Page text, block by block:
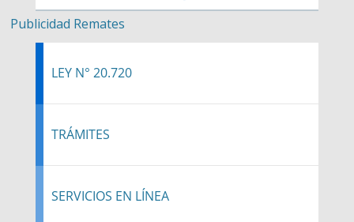
Publicidad Remates
LEY N° 20.720
TRÁMITES
SERVICIOS EN LÍNEA